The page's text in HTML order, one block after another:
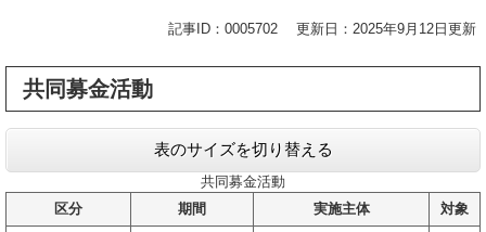
記事ID：0005702 更新日：2025年9月12日更新
共同募金活動
表のサイズを切り替える
共同募金活動
区分
期間 実施主体 対象